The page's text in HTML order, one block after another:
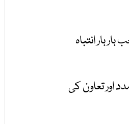
بار انتباہ
اور تعاون کی